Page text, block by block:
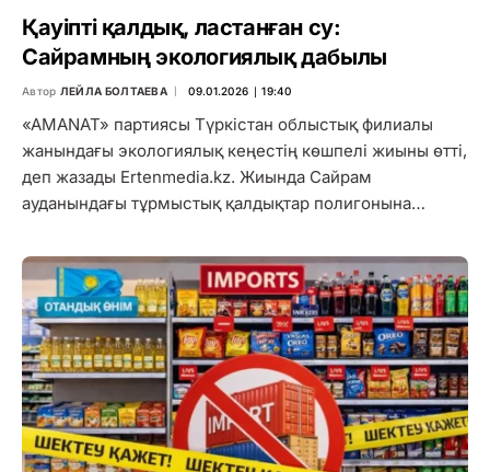
Қауіпті қалдық, ластанған су:
Сайрамның экологиялық дабылы
Автор ЛЕЙЛА БОЛТАЕВА 09.01.2026 ∣ 19:40
«AMANAT» партиясы Түркістан облыстық филиалы
жанындағы экологиялық кеңестің көшпелі жиыны өтті,
деп жазады Ertenmedia.kz. Жиында Сайрам
ауданындағы тұрмыстық қалдықтар полигонына…